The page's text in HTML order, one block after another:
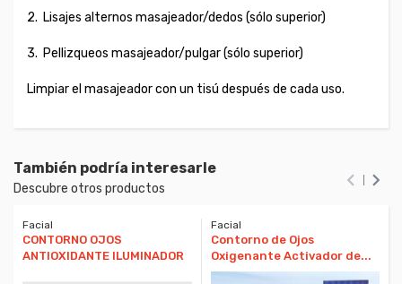
2. Lisajes alternos masajeador/dedos (sólo superior)
3. Pellizqueos masajeador/pulgar (sólo superior)
Limpiar el masajeador con un tisú después de cada uso.
También podría interesarle
Descubre otros productos
Facial
CONTORNO OJOS
ANTIOXIDANTE ILUMINADOR
Facial
Contorno de Ojos
Oxigenante Activador de...
 